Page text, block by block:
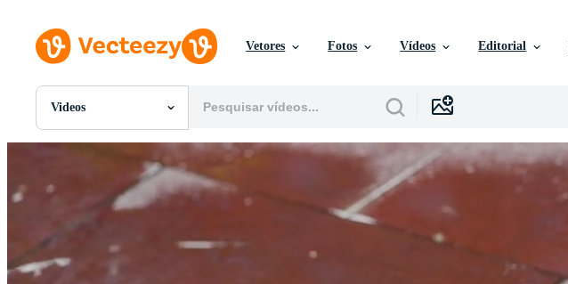
Vetores Fotos Vídeos Editorial
Videos
Todas Imagens
Motion graphics